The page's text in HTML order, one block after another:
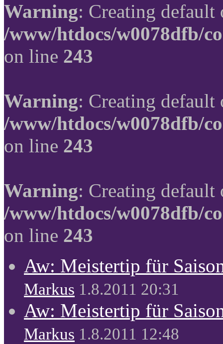
Warning: Creating
/www/htdocs/w0078dfb/
on line 243
Warning: Creating
/www/htdocs/w0078dfb/
on line 243
Warning: Creating
/www/htdocs/w0078dfb/
on line 243
Aw: Meistertip für
Markus 1.8.2011 20:31
Aw: Meistertip für
Markus 1.8.2011 12:48